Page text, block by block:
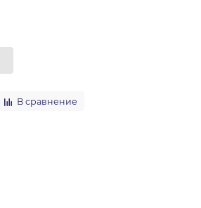
В сравнение